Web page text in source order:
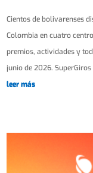
Cientos de bolivarenses
Colombia en cuatro
premios, actividades y
junio de 2026.
leer más